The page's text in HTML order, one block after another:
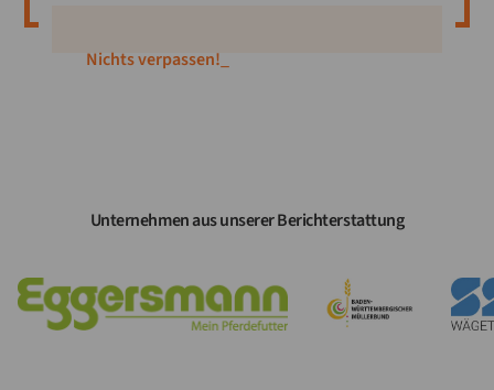
Nichts verpassen!
Unternehmen aus unserer Berichterstattung